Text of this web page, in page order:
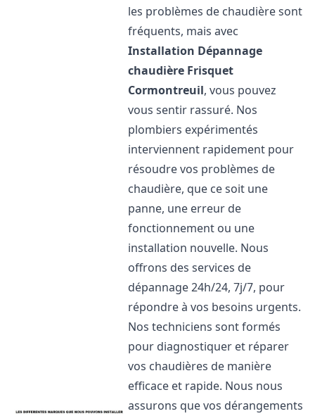
les problèmes de chaudière sont
fréquents, mais avec
Installation Dépannage
chaudière Frisquet
Cormontreuil, vous pouvez
vous sentir rassuré. Nos
plombiers expérimentés
interviennent rapidement pour
résoudre vos problèmes de
chaudière, que ce soit une
panne, une erreur de
fonctionnement ou une
installation nouvelle. Nous
offrons des services de
dépannage 24h/24, 7j/7, pour
répondre à vos besoins urgents.
Nos techniciens sont formés
pour diagnostiquer et réparer
vos chaudières de manière
efficace et rapide. Nous nous
assurons que vos dérangements